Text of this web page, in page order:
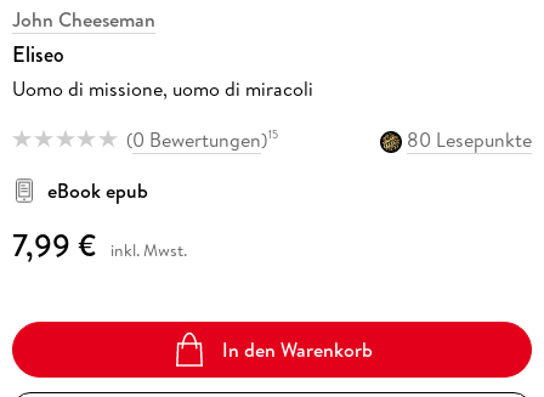
John Cheeseman
Eliseo
Uomo di missione, uomo di miracoli
(0 Bewertungen)15
80 Lesepunkte
eBook epub
7,99 € inkl. Mwst.
In den Warenkorb